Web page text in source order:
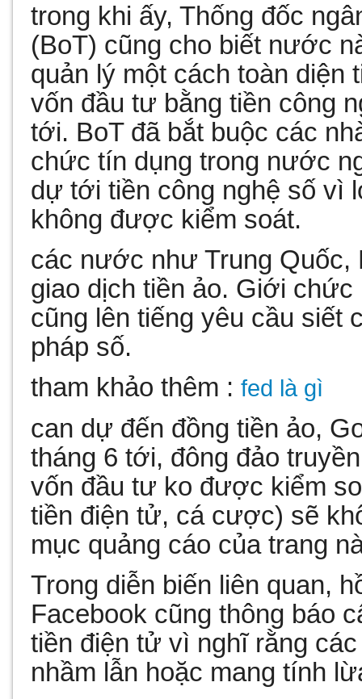
trong khi ấy, Thống đốc
(BoT) cũng cho biết nước
quản lý một cách toàn diện
vốn đầu tư bằng tiền công
tới. BoT đã bắt buộc các
chức tín dụng trong nước
dự tới tiền công nghệ số vì
không được kiểm soát.
các nước như Trung
giao dịch tiền ảo. Giới
cũng lên tiếng yêu cầu siết
pháp số.
tham khảo thêm :fed là gì
can dự đến đồng tiền ảo,
tháng 6 tới, đông đảo
vốn đầu tư ko được kiểm
tiền điện tử, cá cược) sẽ
mục quảng cáo của trang
Trong diễn biến liên quan,
Facebook cũng thông báo
tiền điện tử vì nghĩ rằng
nhầm lẫn hoặc mang tính